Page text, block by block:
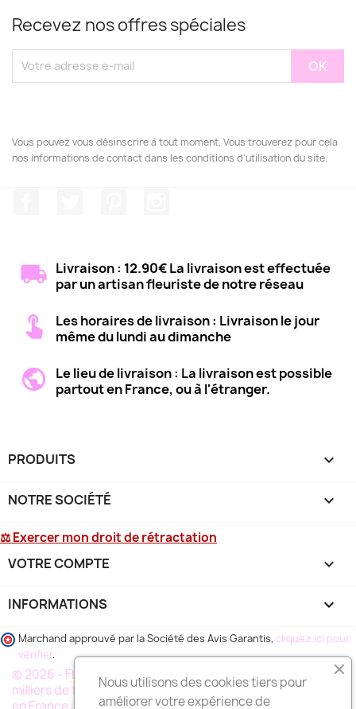
Recevez nos offres spéciales
Vous pouvez vous désinscrire à tout moment. Vous trouverez pour cela
nos informations de contact dans les conditions d'utilisation du site.
Livraison : 12.90€ La livraison est effectuée
par un artisan fleuriste de notre réseau
Les horaires de livraison : Livraison le jour
même du lundi au dimanche
Le lieu de livraison : La livraison est possible
partout en France, ou à l'étranger.
PRODUITS 
NOTRE SOCIÉTÉ 
⚖ Exercer mon droit de rétractation
VOTRE COMPTE 
INFORMATIONS keyboard_arrow_down
Marchand approuvé par la Société des Avis Garantis, cliquez ici pour
vérifier.
© 2026 - FLEURS DE FLEURISTE®, un reseau de plusieurs
milliers de fleuristes specialistes de la livraison de fleurs
Nous utilisons des cookies tiers pour
améliorer votre expérience de